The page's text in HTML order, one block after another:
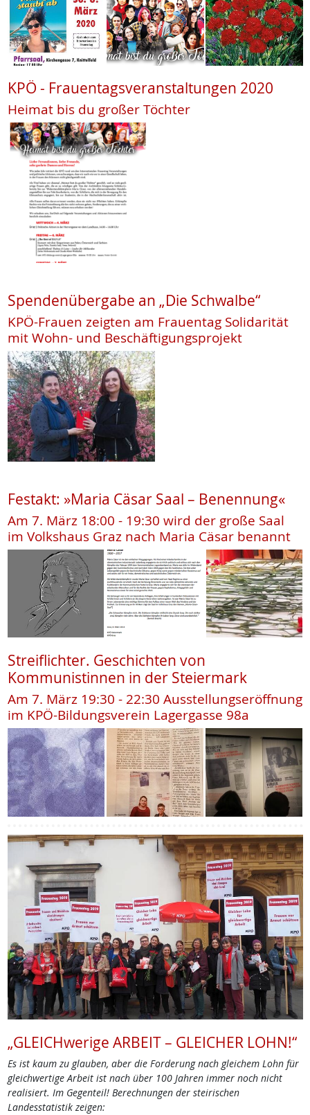
KPÖ - Frauentagsveranstaltungen 2020
Heimat bis du großer Töchter
Spendenübergabe an „Die Schwalbe“
KPÖ-Frauen zeigten am Frauentag Solidarität
mit Wohn- und Beschäftigungsprojekt
Festakt: »Maria Cäsar Saal – Benennung«
Am 7. März 18:00 - 19:30 wird der große Saal
im Volkshaus Graz nach Maria Cäsar benannt
Streiflichter. Geschichten von
Kommunistinnen in der Steiermark
Am 7. März 19:30 - 22:30 Ausstellungseröffnung
im KPÖ-Bildungsverein Lagergasse 98a
„GLEICHwerige ARBEIT – GLEICHER LOHN!“
Es ist kaum zu glauben, aber die Forderung nach gleichem Lohn für
gleichwertige Arbeit ist nach über 100 Jahren immer noch nicht
realisiert. Im Gegenteil! Berechnungen der steirischen
Landesstatistik zeigen: